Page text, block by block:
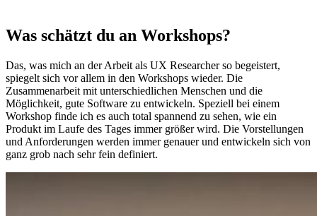
Was schätzt du an Workshops?
Das, was mich an der Arbeit als UX Researcher so begeistert,
spiegelt sich vor allem in den Workshops wieder. Die
Zusammenarbeit mit unterschiedlichen Menschen und die
Möglichkeit, gute Software zu entwickeln. Speziell bei einem
Workshop finde ich es auch total spannend zu sehen, wie ein
Produkt im Laufe des Tages immer größer wird. Die Vorstellungen
und Anforderungen werden immer genauer und entwickeln sich von
ganz grob nach sehr fein definiert.